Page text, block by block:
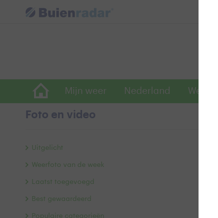
Mijn weer Nederland
Foto en video
Uitgelicht
Weerfoto van de week
Laatst toegevoegd
Best gewaardeerd
Populaire categorieën